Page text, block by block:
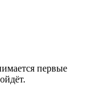
первые